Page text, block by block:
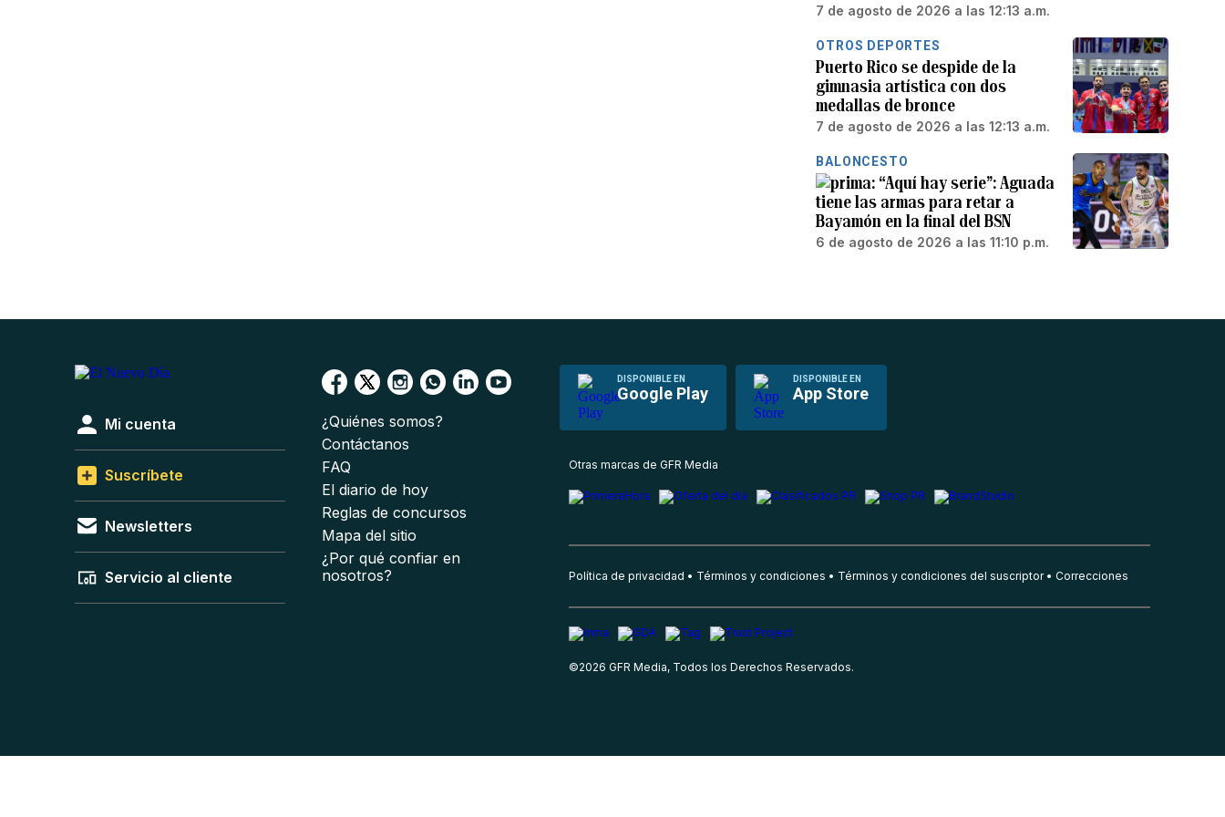
7 de agosto de 2026 a las 12:13 a.m.
OTROS DEPORTES
Puerto Rico se despide de la
gimnasia artística con dos
medallas de bronce
7 de agosto de 2026 a las 12:13 a.m.
BALONCESTO
“Aquí hay serie”: Aguada
tiene las armas para retar a
Bayamón en la final del BSN
6 de agosto de 2026 a las 11:10 p.m.
DISPONIBLE EN
Google Play
DISPONIBLE EN
App Store
Mi cuenta
Suscríbete
Newsletters
Servicio al cliente
¿Quiénes somos?
Contáctanos
FAQ
El diario de hoy
Reglas de concursos
Mapa del sitio
¿Por qué confiar en
nosotros?
Otras marcas de GFR Media
Política de privacidad Términos y condiciones Términos y condiciones del suscriptor Correcciones
©2026 GFR Media, Todos los Derechos Reservados.